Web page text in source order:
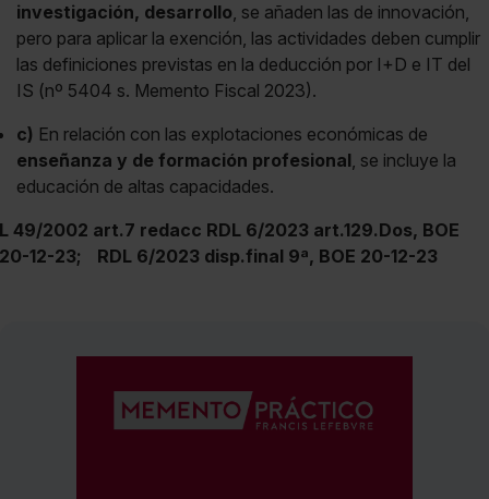
investigación, desarrollo, se añaden las de innovación,
pero para aplicar la exención, las actividades deben cumplir
las definiciones previstas en la deducción por I+D e IT del
IS (nº 5404 s. Memento Fiscal 2023).
c) En relación con las explotaciones económicas de
enseñanza y de formación profesional, se incluye la
educación de altas capacidades.
L 49/2002 art.7 redacc RDL 6/2023 art.129.Dos, BOE
20-12-23;
RDL 6/2023 disp.final 9ª, BOE 20-12-23